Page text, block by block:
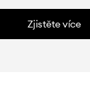
Zjistěte více